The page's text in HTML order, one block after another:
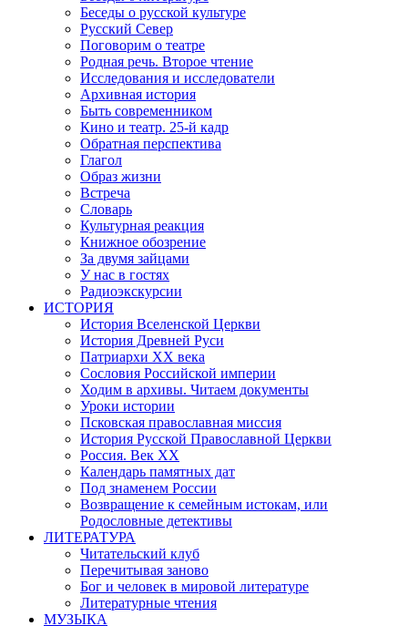
Беседы о русской культуре
Русский Север
Поговорим о театре
Родная речь. Второе чтение
Исследования и исследователи
Архивная история
Быть современником
Кино и театр. 25-й кадр
Обратная перспектива
Глагол
Образ жизни
Встреча
Словарь
Культурная реакция
Книжное обозрение
За двумя зайцами
У нас в гостях
Радиоэкскурсии
ИСТОРИЯ
История Вселенской Церкви
История Древней Руси
Патриархи XX века
Сословия Российской империи
Ходим в архивы. Читаем документы
Уроки истории
Псковская православная миссия
История Русской Православной Церкви
Россия. Век ХХ
Календарь памятных дат
Под знаменем России
Возвращение к семейным истокам, или
Родословные детективы
ЛИТЕРАТУРА
Читательский клуб
Перечитывая заново
Бог и человек в мировой литературе
Литературные чтения
МУЗЫКА